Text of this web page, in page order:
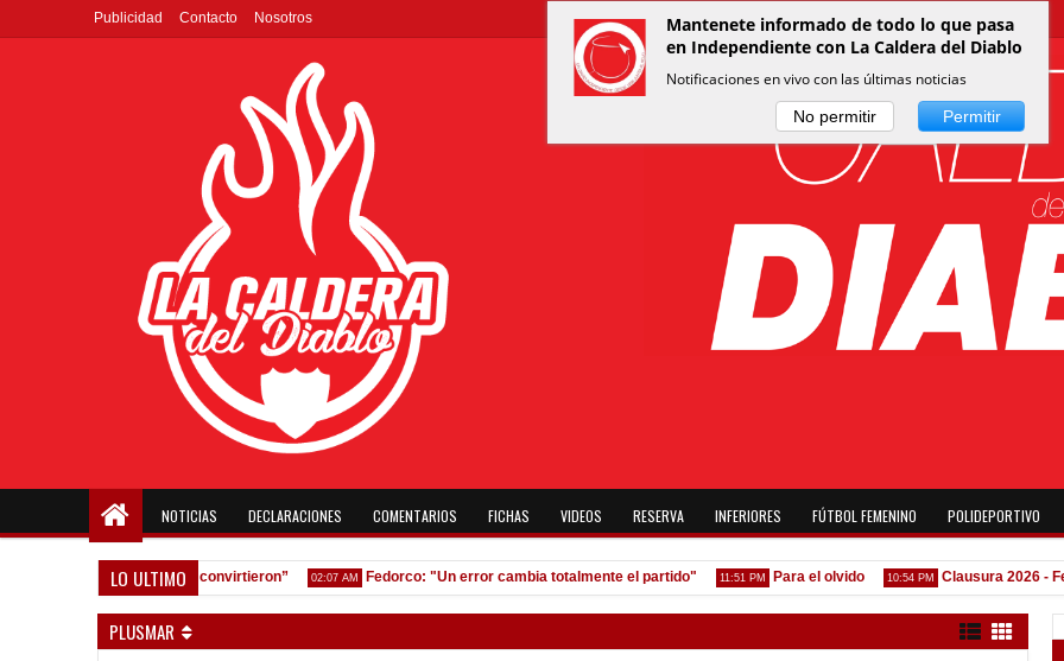
Publicidad Contacto Nosotros
NOTICIAS DECLARACIONES COMENTARIOS FICHAS VIDEOS RESERVA INFERIORES FÚTBOL FEMENINO POLIDEPORTIVO
LO ULTIMO
equivocamos y ellos convirtieron” 02:07 AM Fedorco: "Un error cambia totalmente el partido" 11:51 PM Para el olvido 10:54 PM Clausura 2026 -
PLUSMAR
Mantenete informado de todo lo que pasa
en Independiente con La Caldera del Diablo
Notificaciones en vivo con las últimas noticias
No permitir Permitir